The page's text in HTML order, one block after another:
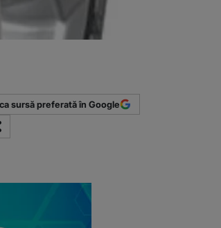
sursă preferată în Google